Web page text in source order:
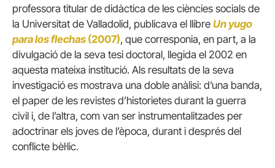
professora titular de didàctica de les ciències socials de
la Universitat de Valladolid, publicava el llibre Un yugo
para los flechas (2007), que corresponia, en part, a la
divulgació de la seva tesi doctoral, llegida el 2002 en
aquesta mateixa institució. Als resultats de la seva
investigació es mostrava una doble anàlisi: d’una banda,
el paper de les revistes d’historietes durant la guerra
civil i, de l’altra, com van ser instrumentalitzades per
adoctrinar els joves de l’època, durant i després del
conflicte bèl·lic.